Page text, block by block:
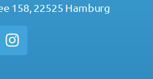
158, 22525 Hamburg